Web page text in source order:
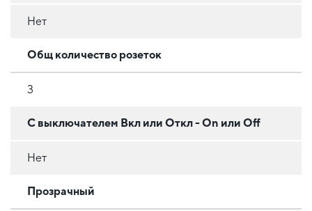
Нет
Общ количество розеток
3
С выключателем Вкл или Откл - On или Off
Нет
Прозрачный